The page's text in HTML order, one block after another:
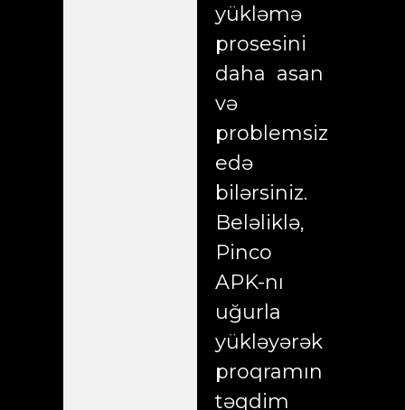
yükləmə
prosesini
daha asan
və
problemsiz
edə
bilərsiniz.
Beləliklə,
Pinco
APK-nı
uğurla
yükləyərək
proqramın
təqdim